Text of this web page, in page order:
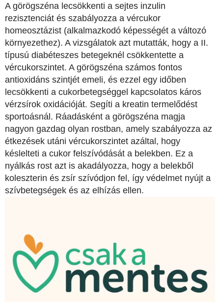
A görögszéna lecsökkenti a sejtes inzulin
rezisztenciát és szabályozza a vércukor
homeosztázist (alkalmazkodó képességét a változó
környezethez). A vizsgálatok azt mutatták, hogy a II.
típusú diabéteszes betegeknél csökkentette a
vércukorszintet. A görögszéna számos fontos
antioxidáns szintjét emeli, és ezzel egy időben
lecsökkenti a cukorbetegséggel kapcsolatos káros
vérzsírok oxidációját. Segíti a kreatin termelődést
sportoásnál. Ráadásként a görögszéna magja
nagyon gazdag olyan rostban, amely szabályozza az
étkezések utáni vércukorszintet azáltal, hogy
késlelteti a cukor felszívódását a belekben. Ez a
nyálkás rost azt is akadályozza, hogy a belekből
koleszterin és zsír szívódjon fel, így védelmet nyújt a
szívbetegségek és az elhízás ellen.